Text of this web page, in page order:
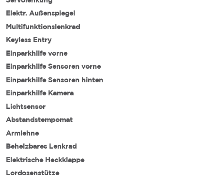
Elektr. Außenspiegel
Multifunktionslenkrad
Keyless Entry
Einparkhilfe vorne
Einparkhilfe Sensoren vorne
Einparkhilfe Sensoren hinten
Einparkhilfe Kamera
Lichtsensor
Abstandstempomat
Armlehne
Beheizbares Lenkrad
Elektrische Heckklappe
Lordosenstütze